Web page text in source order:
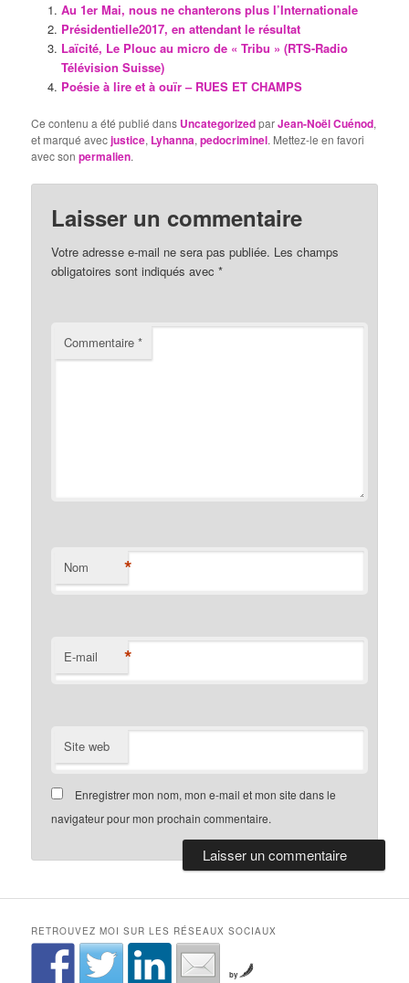
Au 1er Mai, nous ne chanterons plus l’Internationale
Présidentielle2017, en attendant le résultat
Laïcité, Le Plouc au micro de « Tribu » (RTS-Radio
Télévision Suisse)
Poésie à lire et à ouïr – RUES ET CHAMPS
Ce contenu a été publié dans UncategorizedparJean-Noël Cuénod,
et marqué avecjustice, Lyhanna,pedocriminel. Mettez-le en favori
avec sonpermalien.
Laisser un commentaire
Votre adresse e-mail ne sera pas publiée. Les champs
obligatoires sont indiqués avec*
Commentaire*
Nom *
E-mail *
Site web
Enregistrer mon nom, mon e-mail et mon site dans le
navigateur pour mon prochain commentaire.
RETROUVEZ MOI SUR LES RÉSEAUX SOCIAUX
by